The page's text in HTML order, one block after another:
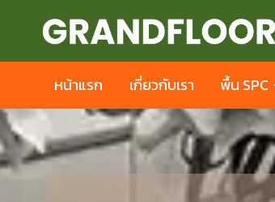
หน้าแรก เกี่ยวกับเรา พื้น SPC